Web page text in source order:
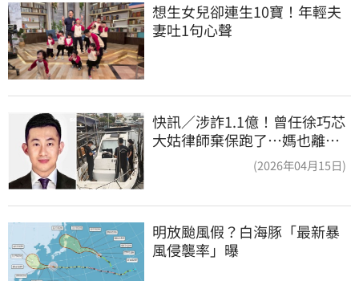
想生女兒卻連生10寶！年輕夫
妻吐1句心聲
快訊／涉詐1.1億！曾任徐巧芯
大姑律師棄保跑了…媽也離
(2026年04月15日)
明放颱風假？白海豚「最新暴
風侵襲率」曝